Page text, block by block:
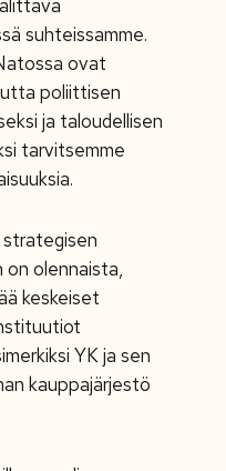
suhteissamme.
ovat
poliittisen
ja taloudellisen
tarvitsemme
strategisen
on olennaista,
keskeiset
YK ja sen
kauppajärjestö